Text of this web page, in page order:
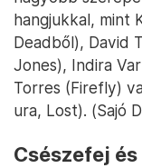
hangjukkal, mint
Deadből), David
Jones), Indira
Torres (Firefly)
ura, Lost). (Sajó
Csészefej